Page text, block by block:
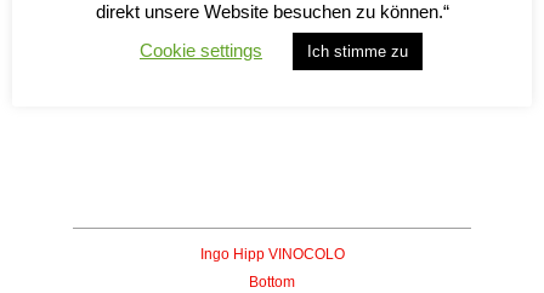
Ingo Hipp VINOCOLO
Bottom
direkt unsere Website besuchen zu können.“
Cookie settings
Ich stimme zu